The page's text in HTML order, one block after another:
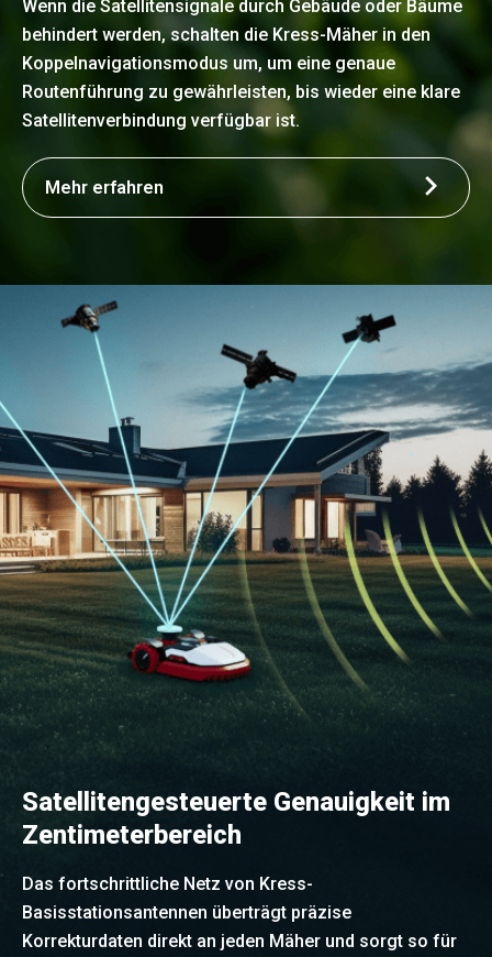
Wenn die Satellitensignale durch Gebäude oder Bäume
behindert werden, schalten die Kress-Mäher in den
Koppelnavigationsmodus um, um eine genaue
Routenführung zu gewährleisten, bis wieder eine klare
Satellitenverbindung verfügbar ist.
Mehr erfahren
Satellitengesteuerte Genauigkeit im
Zentimeterbereich
Das fortschrittliche Netz von Kress-
Basisstationsantennen überträgt präzise
Korrekturdaten direkt an jeden Mäher und sorgt so für